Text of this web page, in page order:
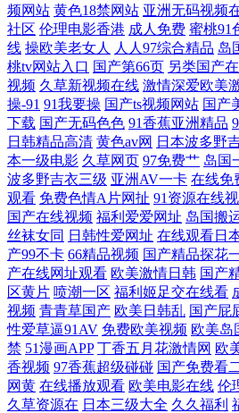
传媒 在线观看下载黄 九九国产热 91涩涩网
热在线网址蜜桃 91cn在线 91蜜拍 影音先锋
日干夜撸 大香蕉99伊人 91大神系列在线观
站91 福利91视频 69情爱视频 欧美人与兽另
久久香蕉 91网站在线观看密桃 天堂久久国
部免费观看 日本女人国产久久 肏女屄视频
新视频 91视频在线观看大全 日日操极品视
频 久久精品视频网站 91停停色网 色色影院
大全 色色精品一区二区 福利姬av在线 91P0
频网站 黄色18禁网站 亚洲无码视频
社区 伦理电影香港 成人免费 蜜桃91
线 操欧美老女人 人人97综合精品 岛
桃tv网站入口 国产第66页 另类国产
视频 久草新视频在线 激情深爱欧美
操-91 91我要操 国产ts视频网站 国产
下载 国产无码色色 91香蕉亚洲精品
日韩精品高清 黄色av网 日本波多野
本一级电影 久草网页 97免费艹 岛国
波多野吉衣三级 亚洲AV一卡 在线免
观看 免费色情A片网扯 91资源在线
国产在线视频 福利爱爱网址 岛国搬
丝袜女同 日韩性爱网址 在线观看日
产99不卡 66精品视频 国产精品探花
产在线网址观看 欧美激情日韩 国产
区黄片 喷潮一区 福利姬足交在线看
视频 青青草国产 欧美日韩乱 国产屁
性爱草逼91AV 免费欧美视频 欧美岛
禁 51漫画APP 丁香五月花激情网 欧
香视频 97香蕉超级碰碰 国产免费看
网黄 在线播放观看 欧美电影在线 伦
久草资源在 日本三级大全 久久福利